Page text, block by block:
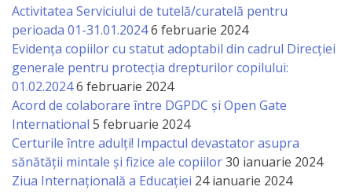
Anticorupție
Știri
și
Evenimente
Acte
și
Activitatea Serviciului de tutelă/curatelă pentru
perioada 01-31.01.20246 februarie 2024
Evidența copiilor cu statut adoptabil din cadrul Direcției
generale pentru protecția drepturilor copilului:
01.02.20246 februarie 2024
Acord de colaborare între DGPDC și Open Gate
International 5 februarie 2024
Certurile între adulți! Impactul devastator asupra
sănătății mintale și fizice ale copiilor30 ianuarie 2024
Ziua Internațională a Educației 24 ianuarie 2024